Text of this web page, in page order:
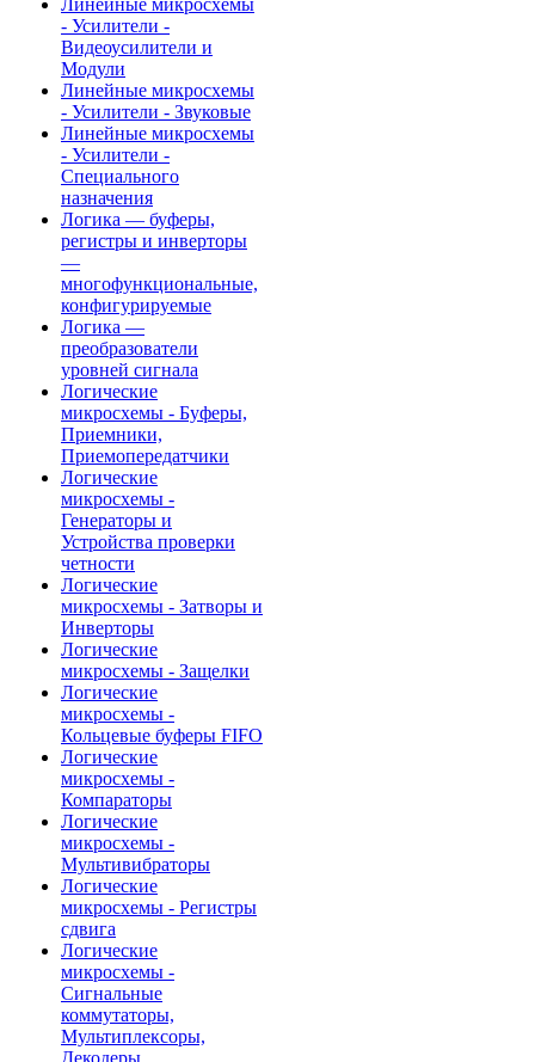
Линейные микросхемы
- Усилители -
Видеоусилители и
Модули
Линейные микросхемы
- Усилители - Звуковые
Линейные микросхемы
- Усилители -
Специального
назначения
Логика — буферы,
регистры и инверторы
—
многофункциональные,
конфигурируемые
Логика —
преобразователи
уровней сигнала
Логические
микросхемы - Буферы,
Приемники,
Приемопередатчики
Логические
микросхемы -
Генераторы и
Устройства проверки
четности
Логические
микросхемы - Затворы и
Инверторы
Логические
микросхемы - Защелки
Логические
микросхемы -
Кольцевые буферы FIFO
Логические
микросхемы -
Компараторы
Логические
микросхемы -
Мультивибраторы
Логические
микросхемы - Регистры
сдвига
Логические
микросхемы -
Сигнальные
коммутаторы,
Мультиплексоры,
Декодеры